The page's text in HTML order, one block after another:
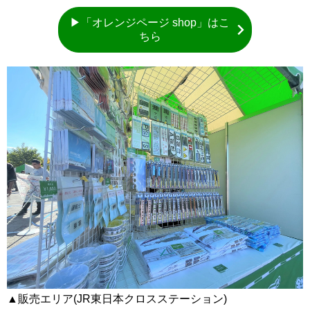
▶「オレンジページ shop」はこ
ちら
▲販売エリア(JR東日本クロスステーション)